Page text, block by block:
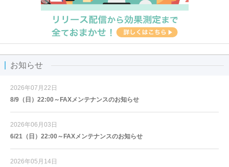
お知らせ
2026年07月22日
8/9（日）22:00～FAXメンテナンスのお知らせ
2026年06月03日
6/21（日）22:00～FAXメンテナンスのお知らせ
2026年05月14日